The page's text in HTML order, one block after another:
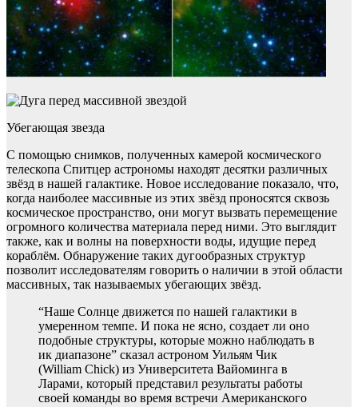
Убегающая звезда
С помощью снимков, полученных камерой космического
телескопа Спитцер астрономы находят десятки различных
звёзд в нашей галактике. Новое исследование показало, что,
когда наиболее массивные из этих звёзд проносятся сквозь
космическое пространство, они могут вызвать перемещение
огромного количества материала перед ними. Это выглядит
также, как и волны на поверхности воды, идущие перед
кораблём. Обнаружение таких дугообразных структур
позволит исследователям говорить о наличии в этой области
массивных, так называемых убегающих звёзд.
“Наше Солнце движется по нашей галактики в
умеренном темпе. И пока не ясно, создает ли оно
подобные структуры, которые можно наблюдать в
ик диапазоне” сказал астроном Уильям Чик
(William Chick) из Университета Вайоминга в
Ларами, который представил результаты работы
своей команды во время встречи Американского